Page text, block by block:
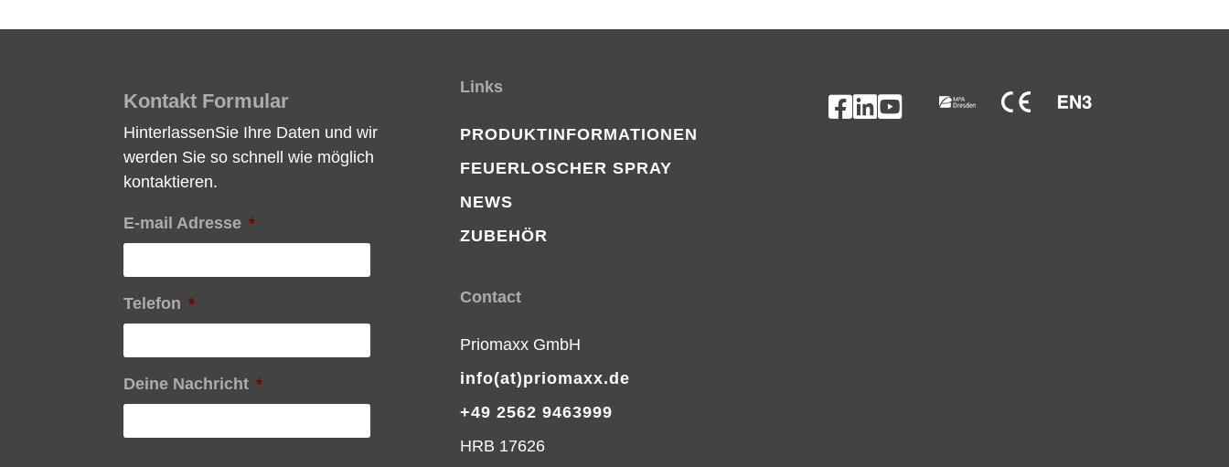
Kontakt Formular
HinterlassenSie Ihre Daten und wir
werden Sie so schnell wie möglich
kontaktieren.
E-mail Adresse *
Telefon *
Deine Nachricht *
Links
PRODUKTINFORMATIONEN
FEUERLOSCHER SPRAY
NEWS
ZUBEHÖR
Contact
Priomaxx GmbH
info(at)priomaxx.de
+49 2562 9463999
HRB 17626